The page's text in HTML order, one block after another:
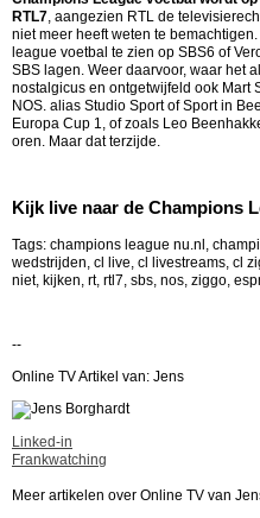
RTL7, aangezien RTL de
niet meer heeft weten te
league voetbal te zien op SBS6 of
SBS lagen. Weer daarvoor, waar het
nostalgicus en ontgetwijfeld ook Mart
NOS. alias Studio Sport of Sport in
Europa Cup 1, of zoals Leo
oren. Maar dat terzijde.
Kijk live naar de Champions
Tags: champions league nu.nl,
wedstrijden, cl live, cl livestreams, cl
niet, kijken, rt, rtl7, sbs, nos, ziggo,
--
Online TV Artikel van: Jens
Linked-in
Frankwatching
Meer artikelen over Online TV van